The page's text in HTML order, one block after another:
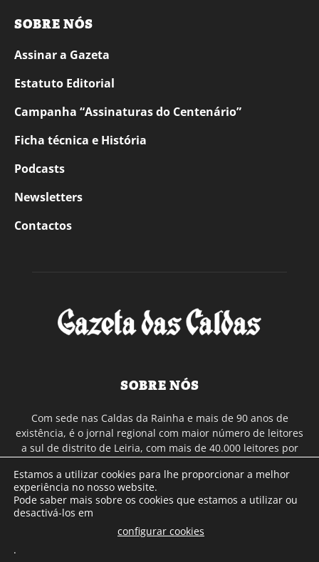
SOBRE NÓS
Assinar a Gazeta
Estatuto Editorial
Campanha “Assinaturas do Centenário”
Ficha técnica e História
Podcasts
Newsletters
Contactos
SOBRE NÓS
Com sede nas Caldas da Rainha e mais de 90 anos de
existência, é o jornal regional com maior número de leitores
a sul de distrito de Leiria, com mais de 40.000 leitores por
Continental e assinatura online.
SIGA-NOS
Estamos a utilizar cookies para lhe proporcionar a melhor
experiência no nosso website.
Pode saber mais sobre os cookies que estamos a utilizar ou
desactivá-los em
configurar cookies
.